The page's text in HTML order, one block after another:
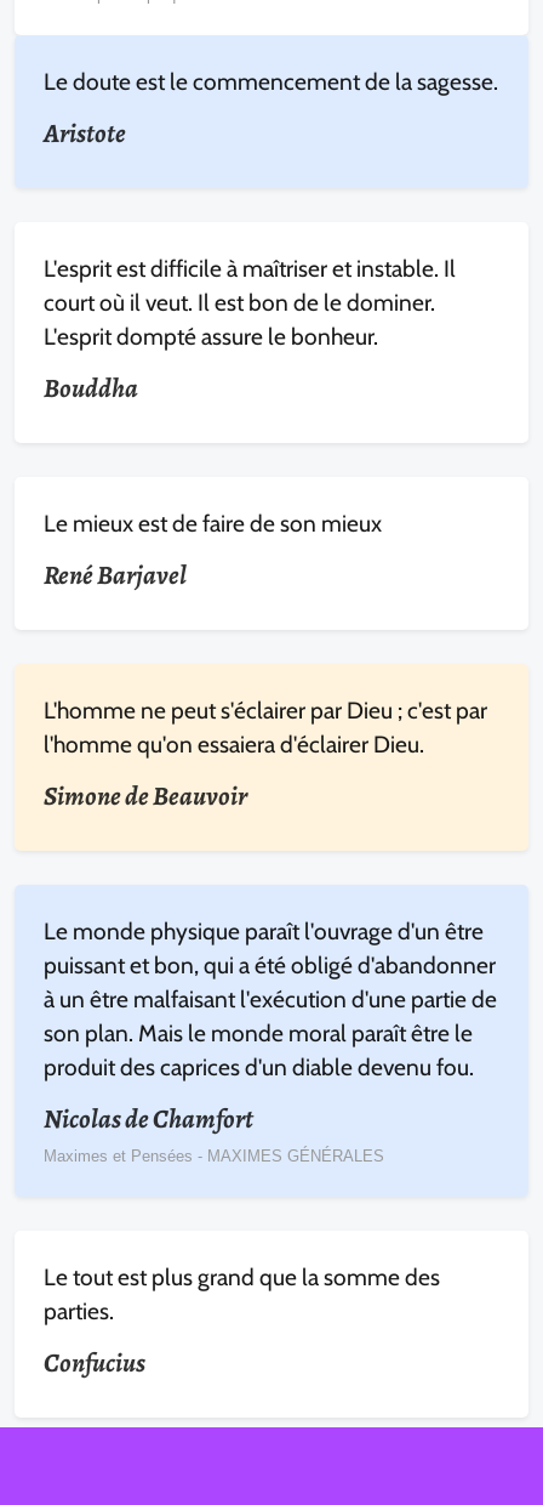
Le doute est le commencement de la sagesse.
Aristote
L'esprit est difficile à maîtriser et instable. Il
court où il veut. Il est bon de le dominer.
L'esprit dompté assure le bonheur.
Bouddha
Le mieux est de faire de son mieux
René Barjavel
L'homme ne peut s'éclairer par Dieu ; c'est par
l'homme qu'on essaiera d'éclairer Dieu.
Simone de Beauvoir
Le monde physique paraît l'ouvrage d'un être
puissant et bon, qui a été obligé d'abandonner
à un être malfaisant l'exécution d'une partie de
son plan. Mais le monde moral paraît être le
produit des caprices d'un diable devenu fou.
Nicolas de Chamfort
Maximes et Pensées - MAXIMES GÉNÉRALES
Le tout est plus grand que la somme des
parties.
Confucius